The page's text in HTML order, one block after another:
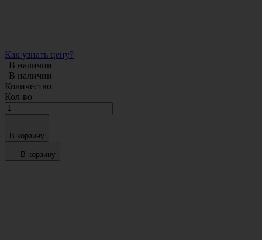
Как узнать цену?
В наличии
В наличии
Количество
Кол-во
В корзину
В корзину